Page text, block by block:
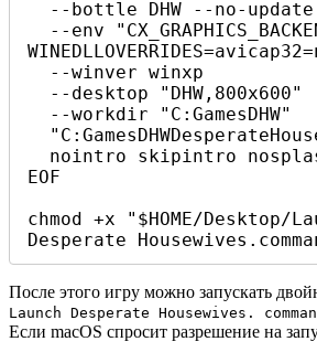
EOF
chmod +x "$HOME/Desktop/
Desperate
После этого игру можно запускать
Launch Desperate Housewives.
Если macOS спросит разрешение на